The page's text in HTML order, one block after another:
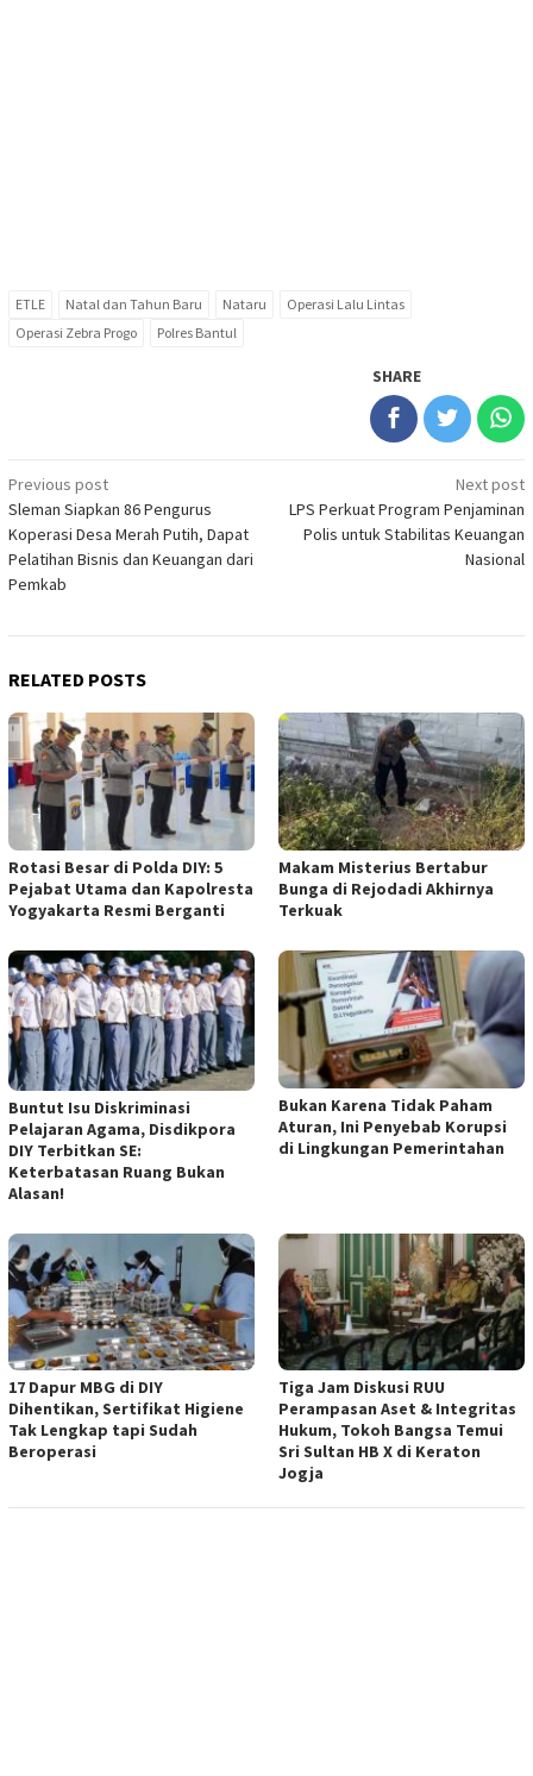
ETLE Natal dan Tahun Baru Nataru
Operasi Lalu Lintas
Operasi Zebra Progo
Polres Bantul
SHARE
Post
navigation
Previous post
Sleman Siapkan 86 Pengurus
Koperasi Desa Merah Putih, Dapat
Pelatihan Bisnis dan Keuangan dari
Pemkab
Next post
LPS Perkuat Program Penjaminan
Polis untuk Stabilitas Keuangan
Nasional
RELATED POSTS
Rotasi Besar di Polda DIY: 5
Pejabat Utama dan Kapolresta
Yogyakarta Resmi Berganti
Makam Misterius Bertabur
Bunga di Rejodadi Akhirnya
Terkuak
Buntut Isu Diskriminasi
Pelajaran Agama, Disdikpora
DIY Terbitkan SE:
Keterbatasan Ruang Bukan
Alasan!
Bukan Karena Tidak Paham
Aturan, Ini Penyebab Korupsi
di Lingkungan Pemerintahan
17 Dapur MBG di DIY
Dihentikan, Sertifikat Higiene
Tak Lengkap tapi Sudah
Beroperasi
Tiga Jam Diskusi RUU
Perampasan Aset & Integritas
Hukum, Tokoh Bangsa Temui
Sri Sultan HB X di Keraton
Jogja